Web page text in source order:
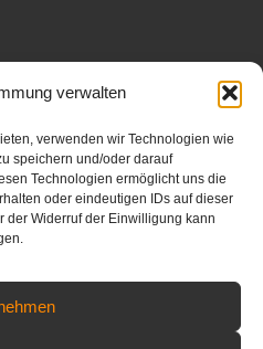
verwalten
verwenden wir Technologien wie
speichern und/oder darauf
Technologien ermöglicht uns die
oder eindeutigen IDs auf dieser
Widerruf der Einwilligung kann